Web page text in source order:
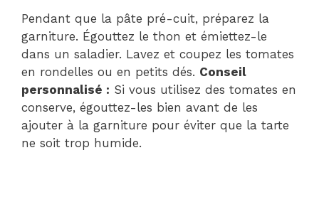
Pendant que la pâte pré-cuit, préparez la
garniture. Égouttez le thon et émiettez-le
dans un saladier. Lavez et coupez les tomates
en rondelles ou en petits dés. Conseil
personnalisé : Si vous utilisez des tomates en
conserve, égouttez-les bien avant de les
ajouter à la garniture pour éviter que la tarte
ne soit trop humide.